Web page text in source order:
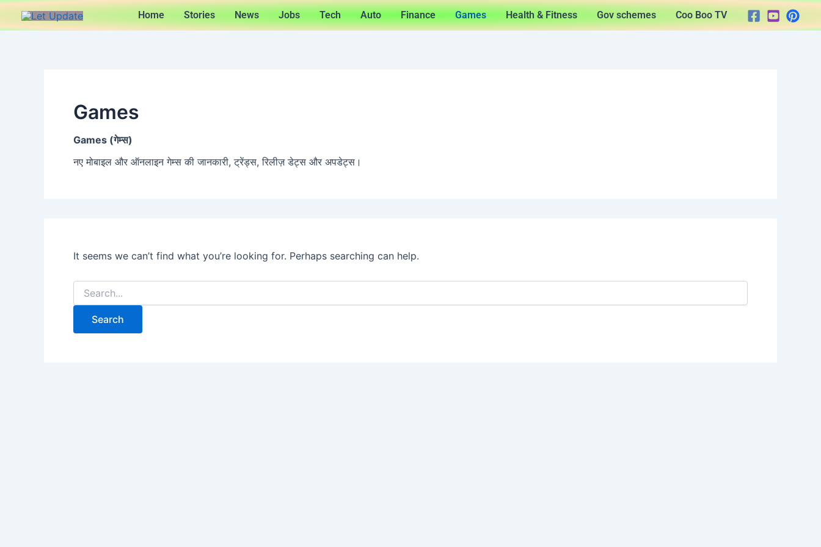
Skip
Home Stories News Jobs Tech Auto Finance Games Health & Fitness Gov schemes Coo Boo TV
Games
Games (गेम्स)
नए मोबाइल और ऑनलाइन गेम्स की जानकारी, ट्रेंड्स, रिलीज़ डेट्स और अपडेट्स।
It seems we can’t find what you’re looking for. Perhaps searching can help.
Search
for: